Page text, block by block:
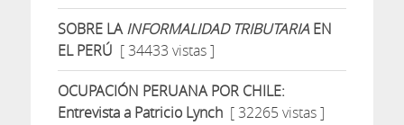
SOBRE LAINFORMALIDAD TRIBUTARIAEN
EL PERÚ [ 34433 vistas ]
OCUPACIÓN PERUANA POR CHILE:
Entrevista a Patricio Lynch[ 32265 vistas ]